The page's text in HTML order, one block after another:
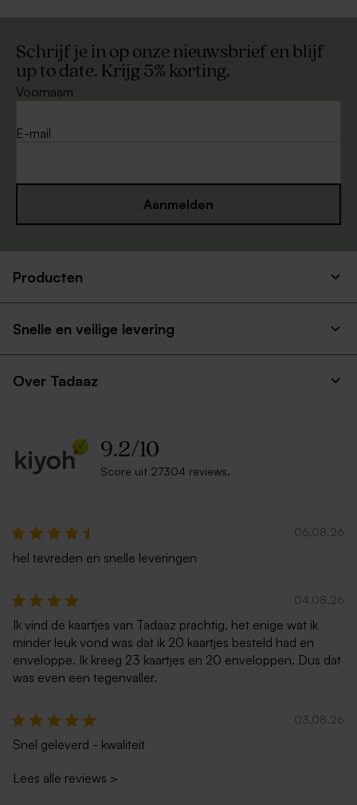
Schrijf je in op onze nieuwsbrief en blijf
up to date. Krijg 5% korting.
Voornaam
E-mail
Aanmelden
Producten
Snelle en veilige levering
Over Tadaaz
9.2/10
Score uit 27304 reviews.
06.08.26
hel tevreden en snelle leveringen
04.08.26
Ik vind de kaartjes van Tadaaz prachtig, het enige wat ik
minder leuk vond was dat ik 20 kaartjes besteld had en
enveloppe. Ik kreeg 23 kaartjes en 20 enveloppen. Dus dat
was even een tegenvaller.
03.08.26
Snel geleverd - kwaliteit
Lees alle reviews >